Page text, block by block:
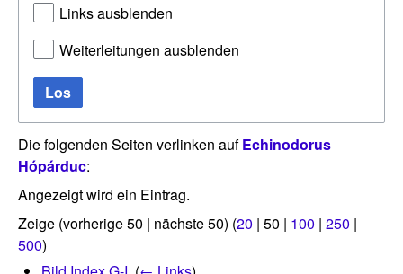
Links ausblenden
Weiterleitungen ausblenden
Los
Die folgenden Seiten verlinken aufEchinodorus
Hópárduc:
Angezeigt wird ein Eintrag.
Zeige (vorherige 50 | nächste 50) (20 | 50 | 100 | 250 |
500)